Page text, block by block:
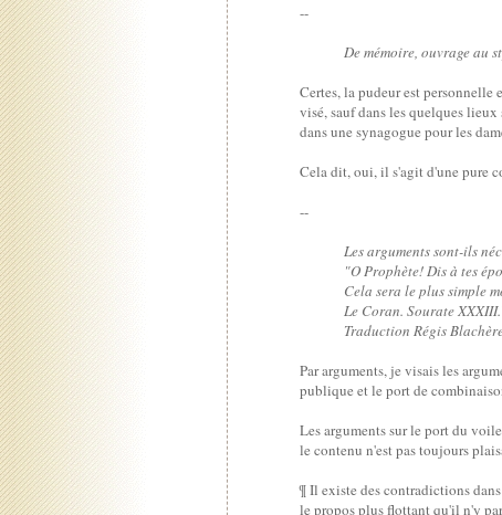
--
De mémoire, ouvrage au
Certes, la pudeur est
visé, sauf dans les quelques lieux
dans une synagogue pour les
Cela dit, oui, il s'agit d'une pure
--
Les arguments sont-ils
"O Prophète! Dis à tes
Cela sera le plus simple
Le Coran. Sourate
Traduction Régis
Par arguments, je visais les
publique et le port de
Les arguments sur le port du
le contenu n'est pas toujours
¶ Il existe des contradictions
le propos plus flottant qu'il n'y